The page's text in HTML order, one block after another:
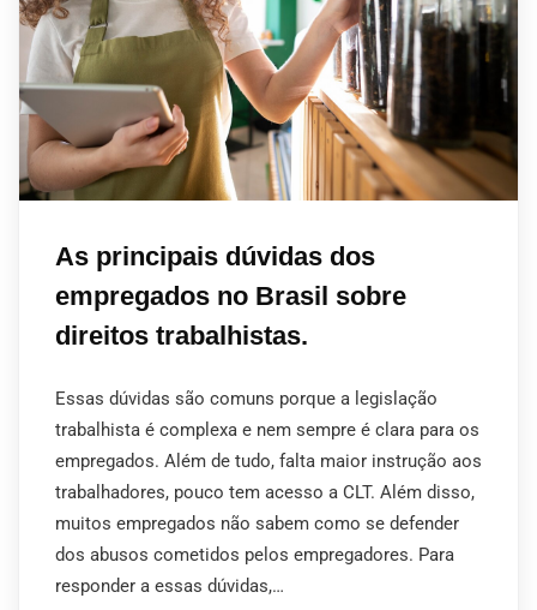
As principais dúvidas dos
empregados no Brasil sobre
direitos trabalhistas.
Essas dúvidas são comuns porque a legislação
trabalhista é complexa e nem sempre é clara para os
empregados. Além de tudo, falta maior instrução aos
trabalhadores, pouco tem acesso a CLT. Além disso,
muitos empregados não sabem como se defender
dos abusos cometidos pelos empregadores. Para
responder a essas dúvidas,…